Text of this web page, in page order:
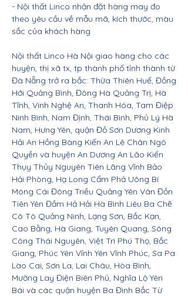
- Nội thất Linco nhận đặt hàng may đo
theo yêu cầu về mẫu mã, kích thước, màu
sắc của khách hàng
Nội thất Linco Hà Nội giao hàng cho các
huyện, thị xã tx, tp thành phố tỉnh thành từ
Đà Nẵng trở ra bắc: Thừa Thiên Huế, Đồng
Hới Quảng Bình, Đông Hà Quảng Trị, Hà
Tĩnh, Vinh Nghệ An, Thanh Hóa, Tam Điệp
Ninh Bình, Nam Định, Thái Bình, Phủ Lý Hà
Nam, Hưng Yên, quận Đồ Sơn Dương Kinh
Hải An Hồng Bàng Kiến An Lê Chân Ngô
Quyền và huyện An Dương An Lão Kiến
Thụy Thủy Nguyên Tiên Lãng Vĩnh Bảo
Hải Phòng, Hạ Long Cẩm Phả Uông Bí
Móng Cái Đông Triều Quảng Yên Vân Đồn
Tiên Yên Đầm Hả Hải Hà Bình Liêu Ba Chẽ
Cô Tô Quảng Ninh, Lạng Sơn, Bắc Kạn,
Cao Bằng, Hà Giang, Tuyên Quang, Sông
Công Thái Nguyên, Việt Trì Phú Thọ, Bắc
Giang, Phúc Yên Vĩnh Yên Vĩnh Phúc, Sa Pa
Lào Cai, Sơn La, Lai Châu, Hòa Bình,
Mường Lay Điện Biên Phủ, Nghĩa Lộ Yên
Bái và các quận huyện Ba Đình Bắc Từ